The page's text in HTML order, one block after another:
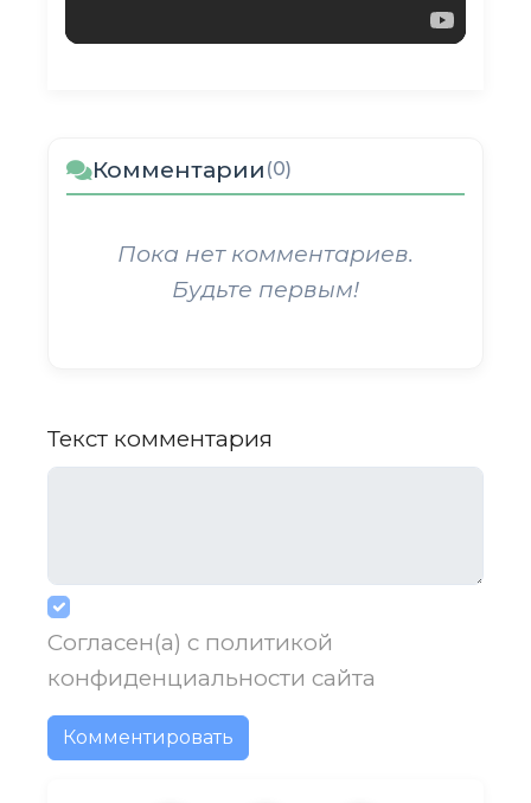
Комментарии (0)
Пока нет комментариев.
Будьте первым!
Текст комментария
Согласен(а) с политикой
конфиденциальности сайта
Комментировать